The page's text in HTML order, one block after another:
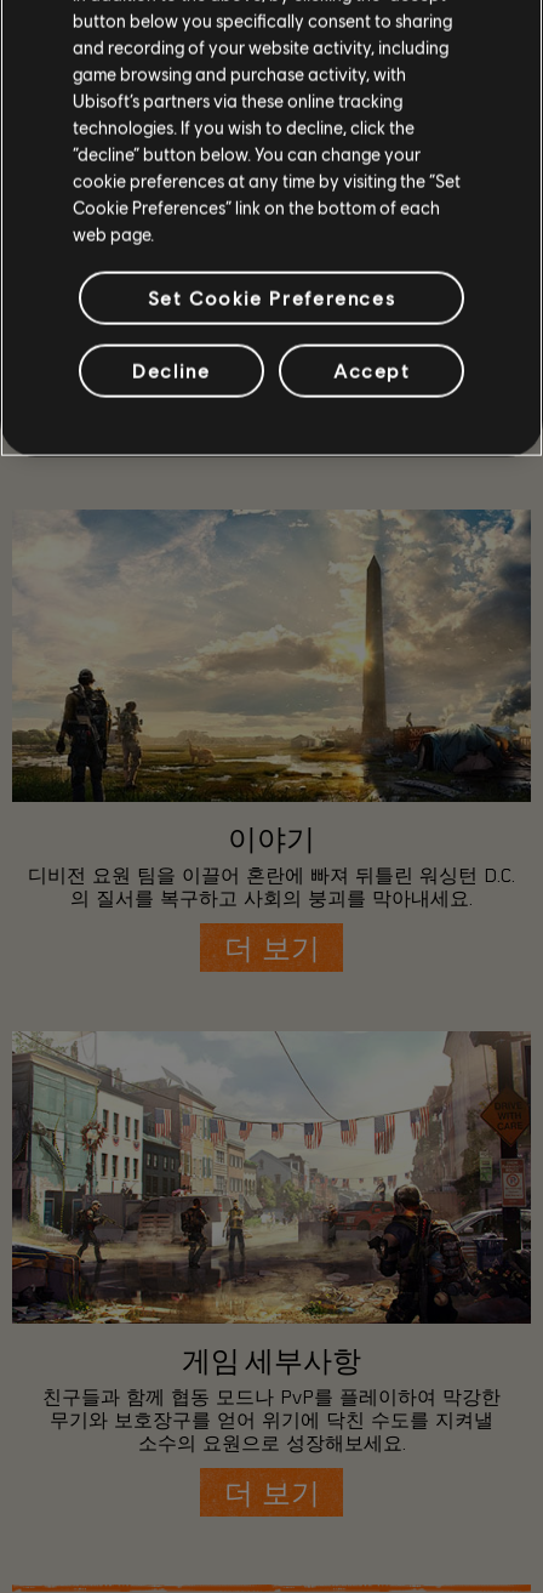
368/444
돌아가기
이야기
디비전 요원 팀을 이끌어 혼란에 빠져 뒤틀린 워싱턴 D.C.
의 질서를 복구하고 사회의 붕괴를 막아내세요.
더 보기
게임 세부사항
친구들과 함께 협동 모드나 PvP를 플레이하여 막강한
무기와 보호장구를 얻어 위기에 닥친 수도를 지켜낼
소수의 요원으로 성장해보세요.
더 보기
button below you specifically consent to sharing
and recording of your website activity, including
game browsing and purchase activity, with
Ubisoft’s partners via these online tracking
technologies. If you wish to decline, click the
“decline” button below. You can change your
cookie preferences at any time by visiting the “Set
Cookie Preferences” link on the bottom of each
web page.
Set Cookie Preferences
Decline Accept